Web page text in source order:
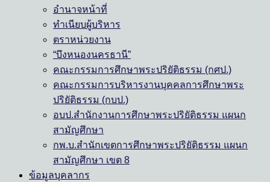
อำนาจหน้าที่
ทำเนียบผู้บริหาร
ตราหน่วยงาน
“บึงหนองนครธานี”
คณะกรรมการศึกษาพระปริยัติธรรม (กศป.)
คณะกรรมการบริหารงานบุคคลการศึกษาพระ
ปริยัติธรรม (กบป.)
อบป.สำนักงานการศึกษาพระปริยัติธรรม แผนก
สามัญศึกษา
กพ.บ.สำนักเขตการศึกษาพระปริยัติธรรม แผนก
สามัญศึกษา เขต 8
ข้อมูลบุคลากร